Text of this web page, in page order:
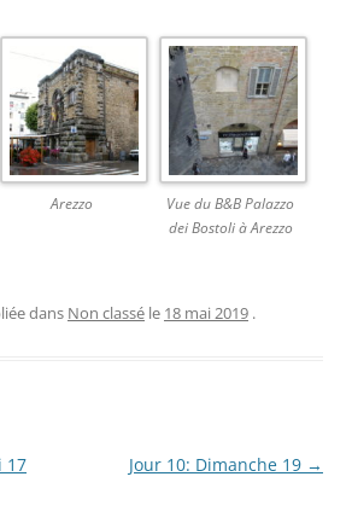
Arezzo
Vue du B&B Palazzo
dei Bostoli à Arezzo
dans Non classé le 18 mai 2019 .
17 Jour 10: Dimanche 19 →